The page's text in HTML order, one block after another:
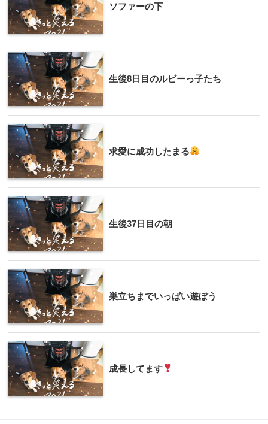
ソファーの下
生後8日目のルビーっ子たち
求愛に成功したまる
生後37日目の朝
巣立ちまでいっぱい遊ぼう
成長してます